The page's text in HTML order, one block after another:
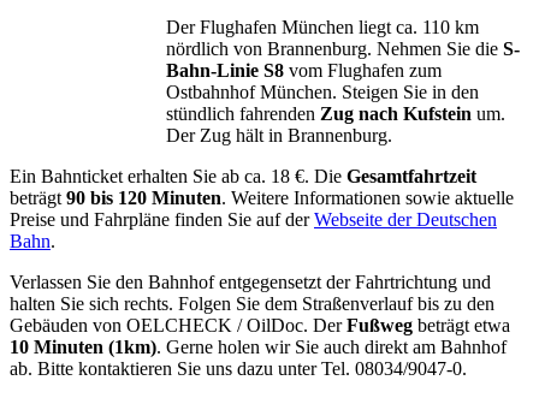
Der Flughafen München liegt ca. 110 km
nördlich von Brannenburg. Nehmen Sie die S-
Bahn-Linie S8 vom Flughafen zum
Ostbahnhof München. Steigen Sie in den
stündlich fahrenden Zug nach Kufstein um.
Der Zug hält in Brannenburg.
Ein Bahnticket erhalten Sie ab ca. 18 €. Die Gesamtfahrtzeit
beträgt90 bis 120 Minuten. Weitere Informationen sowie aktuelle
Preise und Fahrpläne finden Sie auf derWebseite der Deutschen
Bahn.
Verlassen Sie den Bahnhof entgegensetzt der Fahrtrichtung und
halten Sie sich rechts. Folgen Sie dem Straßenverlauf bis zu den
Gebäuden von OELCHECK / OilDoc. DerFußweg beträgt etwa
10 Minuten (1km). Gerne holen wir Sie auch direkt am Bahnhof
ab. Bitte kontaktieren Sie uns dazu unter Tel. 08034/9047-0.